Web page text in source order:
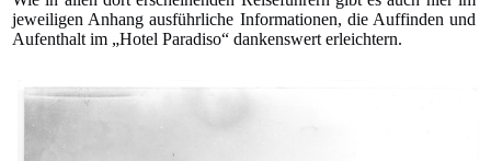
jeweiligen Anhang ausführliche Informationen, die Auffinden und
Aufenthalt im „Hotel Paradiso“ dankenswert erleichtern.